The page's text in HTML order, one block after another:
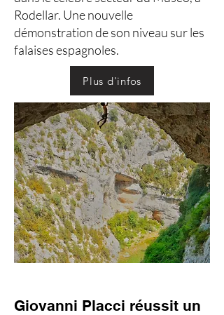
Rodellar. Une nouvelle
démonstration de son niveau sur les
falaises espagnoles.
Plus d'infos
Giovanni Placci réussit un